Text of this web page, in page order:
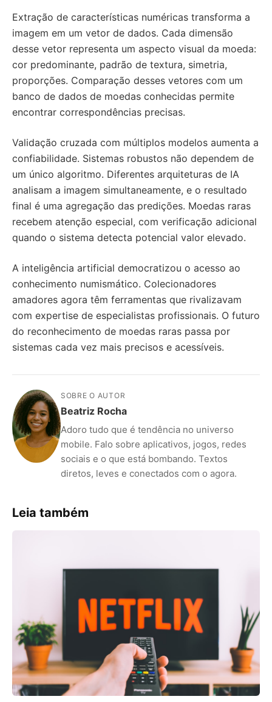
Extração de características numéricas transforma a
imagem em um vetor de dados. Cada dimensão
desse vetor representa um aspecto visual da moeda:
cor predominante, padrão de textura, simetria,
proporções. Comparação desses vetores com um
banco de dados de moedas conhecidas permite
encontrar correspondências precisas.
Validação cruzada com múltiplos modelos aumenta a
confiabilidade. Sistemas robustos não dependem de
um único algoritmo. Diferentes arquiteturas de IA
analisam a imagem simultaneamente, e o resultado
final é uma agregação das predições. Moedas raras
recebem atenção especial, com verificação adicional
quando o sistema detecta potencial valor elevado.
A inteligência artificial democratizou o acesso ao
conhecimento numismático. Colecionadores
amadores agora têm ferramentas que rivalizavam
com expertise de especialistas profissionais. O futuro
do reconhecimento de moedas raras passa por
sistemas cada vez mais precisos e acessíveis.
SOBRE O AUTOR
Beatriz Rocha
Adoro tudo que é tendência no universo
mobile. Falo sobre aplicativos, jogos, redes
sociais e o que está bombando. Textos
diretos, leves e conectados com o agora.
Leia também